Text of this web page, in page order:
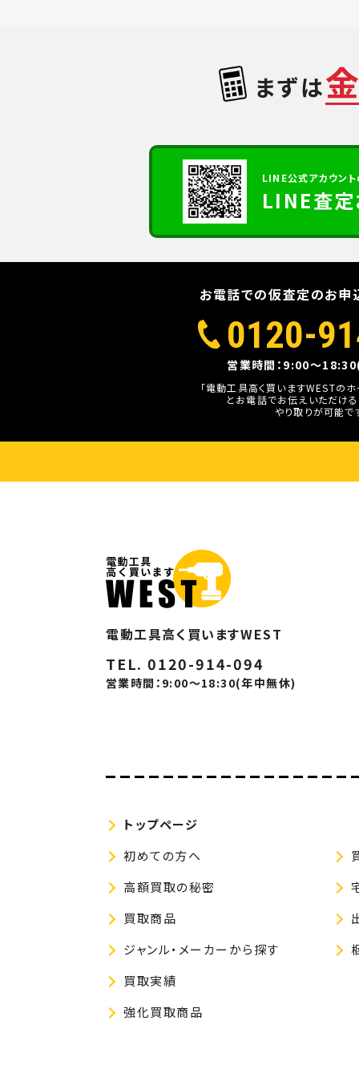
まずは
LINE公式アカウン
LINE査
お電話での仮査定のお申
0120-
営業時間：9:00～
「電動工具高く買いますWESTの
とお電話でお伝えいただけ
やり取りが可能で
電動工具高く買いますWEST
TEL. 0120-914-094
営業時間：9:00～18:30(年中無休)
トップページ
初めての方へ
高額買取の秘密
買取商品
ジャンル・メーカーから探す
買取実績
強化買取商品